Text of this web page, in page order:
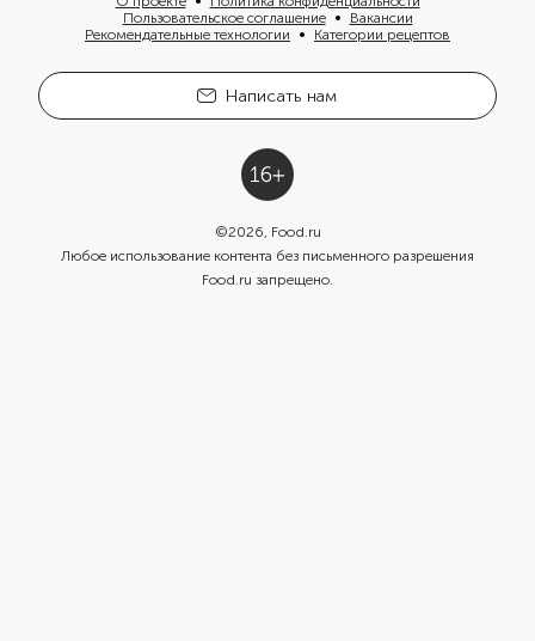
Пользовательское соглашение
Вакансии
Рекомендательные технологии
Категории рецептов
Написать нам
©2026, Food.ru
Любое использование контента без письменного разрешения
Food.ru запрещено.